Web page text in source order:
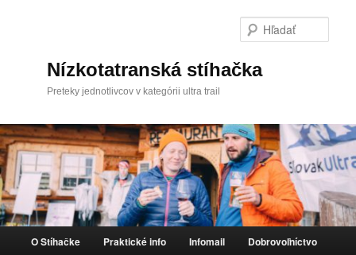
Nízkotatranská stíhačka
Preteky jednotlivcov v kategórii ultra trail
Hlavné menu
Preskočiť na primárny obsah
O Stíhačke Praktické info Infomail Dobrovoľníctvo